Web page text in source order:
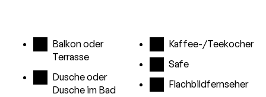
Balkon oder
Terrasse
Dusche oder
Dusche im Bad
Kaffee-/Teekocher
Safe
Flachbildfernseher